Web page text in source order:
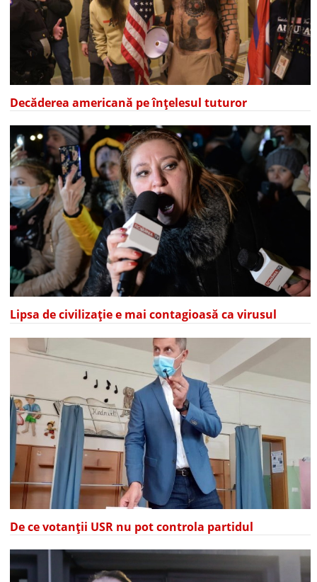
Decăderea americană pe înțelesul tuturor
Lipsa de civilizație e mai contagioasă ca virusul
De ce votanții USR nu pot controla partidul